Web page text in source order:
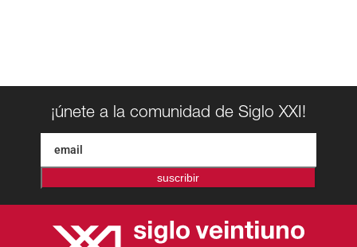
¡únete a la comunidad de Siglo XXI!
suscribir